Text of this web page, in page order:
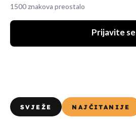
1500 znakova preostalo
Prijavite se
SVJEŽE NAJČITANIJE